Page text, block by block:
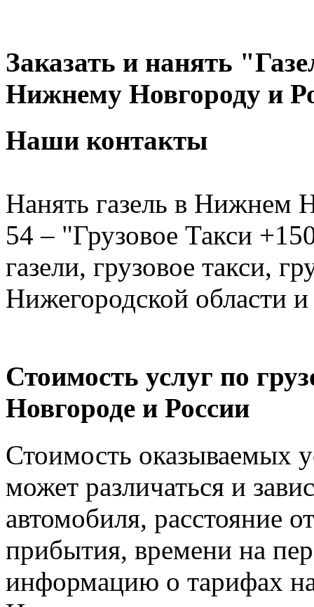
Заказать и нанять
Нижнему Новгороду и
Наши контакты
Нанять газель в Нижнем
54 – "Грузовое Такси
газели, грузовое такси,
Нижегородской области
Стоимость услуг по
Новгороде и России
Стоимость оказываемых
может различаться и
автомобиля, расстояние
прибытия, времени на
информацию о тарифах